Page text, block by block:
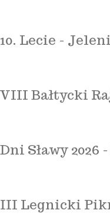
10. Lecie -
VIII Bałtycki
Dni Sławy 2026
III Legnicki